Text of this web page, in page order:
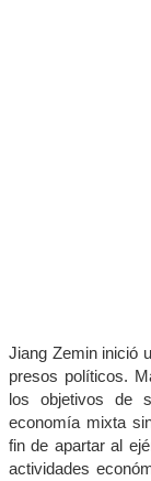
Jiang Zemin inició
presos políticos.
los objetivos de
economía mixta
fin de apartar al
actividades